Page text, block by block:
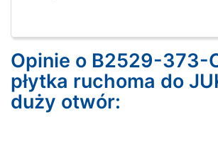
Opinie o B2529-373-
płytka ruchoma do
duży otwór: